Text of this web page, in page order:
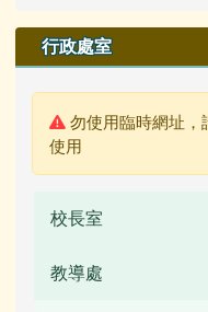
行政處室
警告:
勿使用臨時網址，
使用
校長室
教導處